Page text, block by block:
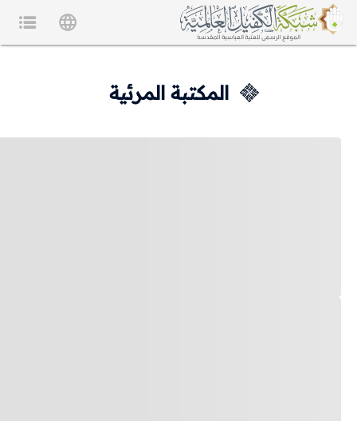
المكتبة المرئية